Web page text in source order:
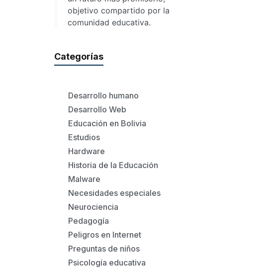
objetivo compartido por la
comunidad educativa.
Categorías
Desarrollo humano
Desarrollo Web
Educación en Bolivia
Estudios
Hardware
Historia de la Educación
Malware
Necesidades especiales
Neurociencia
Pedagogía
Peligros en Internet
Preguntas de niños
Psicología educativa